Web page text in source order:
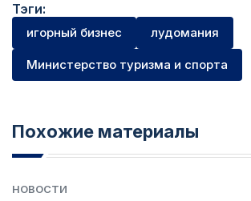
Тэги:
игорный бизнес лудомания
Министерство туризма и спорта
Похожие материалы
НОВОСТИ